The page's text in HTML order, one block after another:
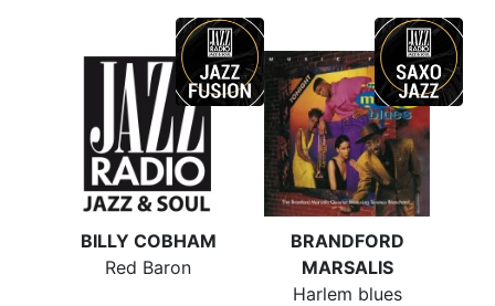
BILLY COBHAM
Red Baron
BRANDFORD
MARSALIS
Harlem blues